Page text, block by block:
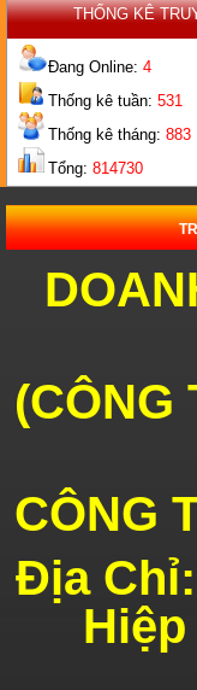
ỐNG
CHỊU NHIỆT 16 LỖ
THỐNG KÊ
Đang Online:4
Thống kê tuần:531
Thống kê tháng:883
Tổng:814730
(CÔNG
CÔNG
Địa